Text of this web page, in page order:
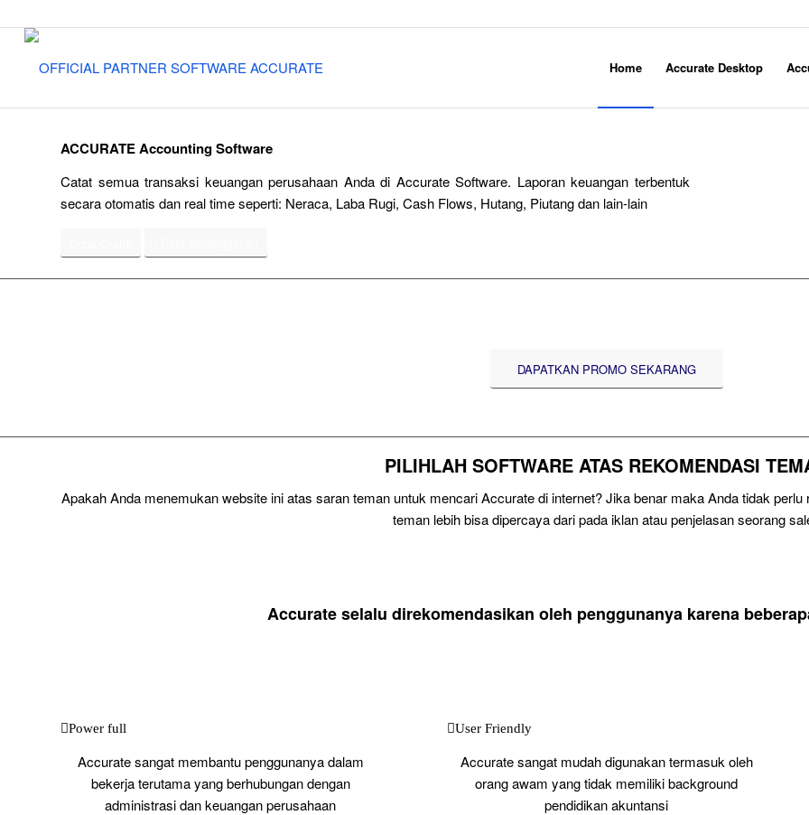
Home Accurate Desktop
ACCURATE Accounting Software
Catat semua transaksi keuangan perusahaan Anda di Accurate Software. Laporan keuangan terbentuk
secara otomatis dan real time seperti: Neraca, Laba Rugi, Cash Flows, Hutang, Piutang dan lain-lain
DAPATKAN PROMO SEKARANG
PILIHLAH SOFTWARE ATAS REKOMENDASI
Apakah Anda menemukan website ini atas saran teman untuk mencari Accurate di internet? Jika benar maka Anda tidak
teman lebih bisa dipercaya dari pada iklan atau penjelasan seorang
Accurate selalu direkomendasikan oleh penggunanya karena
Power full
Accurate sangat membantu penggunanya dalam
bekerja terutama yang berhubungan dengan
administrasi dan keuangan perusahaan
User Friendly
Accurate sangat mudah digunakan termasuk oleh
orang awam yang tidak memiliki background
pendidikan akuntansi